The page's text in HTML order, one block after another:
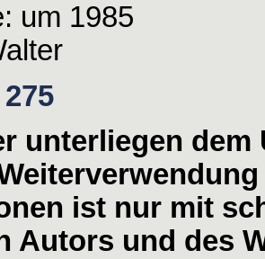
um 1985
unterliegen dem
ist nur mit
Autors und des